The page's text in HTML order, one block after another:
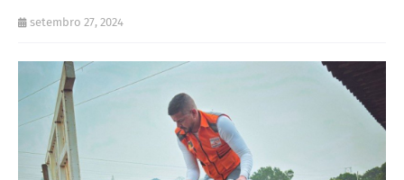
setembro 27, 2024